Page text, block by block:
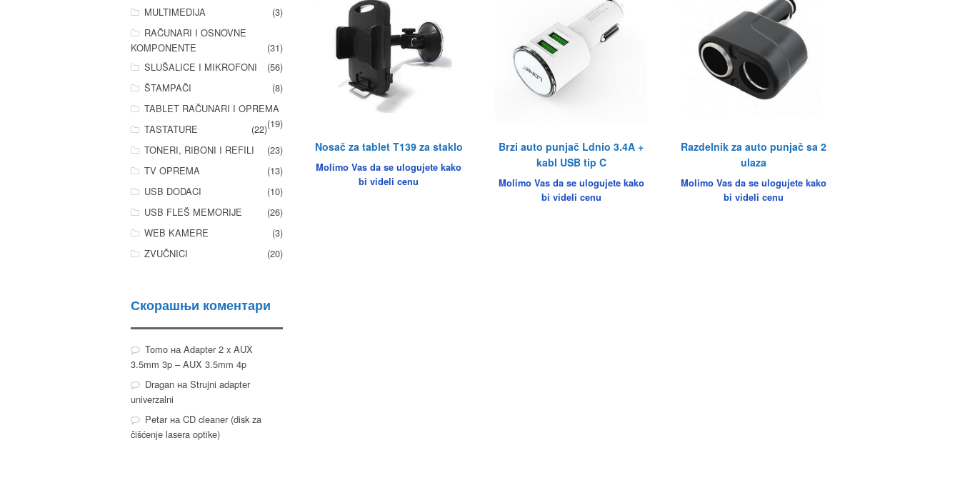
Nosač za tablet T139 za staklo
Molimo Vas da se ulogujete kako
bi videli cenu
Brzi auto punjač Ldnio 3.4A +
kabl USB tip C
Molimo Vas da se ulogujete kako
bi videli cenu
Razdelnik za auto punjač sa 2
ulaza
Molimo Vas da se ulogujete kako
bi videli cenu
MULTIMEDIJA
(3)
RAČUNARI I OSNOVNE
KOMPONENTE
(31)
SLUŠALICE I MIKROFONI
(56)
ŠTAMPAČI
(8)
TABLET RAČUNARI I OPREMA
(19)
TASTATURE
(22)
TONERI, RIBONI I REFILI
(23)
TV OPREMA
(13)
USB DODACI
(10)
USB FLEŠ MEMORIJE
(26)
WEB KAMERE
(3)
ZVUČNICI
(20)
Скорашњи коментари
Tomo наAdapter 2 x AUX
3.5mm 3p – AUX 3.5mm 4p
Dragan наStrujni adapter
univerzalni
Petar наCD cleaner (disk za
čišćenje lasera optike)